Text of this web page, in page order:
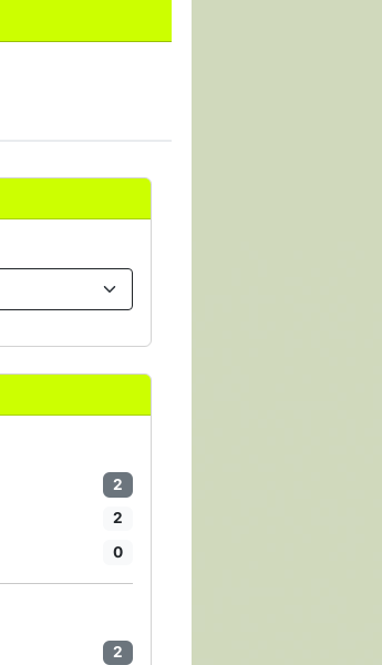
2
2
0
2